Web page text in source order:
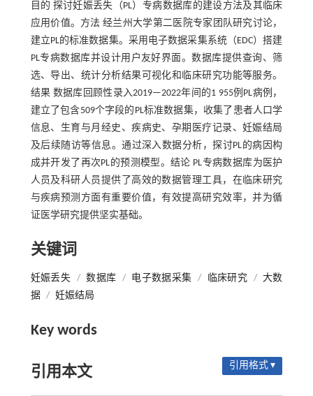
目的 探讨妊娠丢失（PL）专病数据库的建设方法及其临床
应用价值。方法 经兰州大学第二医院专家团队研究讨论，
建立PL的标准数据集。采用电子数据采集系统（EDC）搭建
PL专病数据库并设计用户友好界面。数据库提供查询、筛
选、导出、统计分析结果可视化和临床研究功能等服务。
结果 数据库回顾性录入2019—2022年间的1 955例PL病例，
建立了包含509个字段的PL标准数据集，收集了患者人口学
信息、生育与月经史、疾病史、孕期医疗记录、妊娠结局
及后续随访等信息。通过深入数据分析，探讨PL的病因构
成并开发了再次PL的预测模型。结论 PL专病数据库为医护
人员及科研人员提供了高效的数据管理工具，在临床研究
与疾病预测方面有重要价值，有效提高研究效率，并为循
证医学研究提供坚实基础。
关键词
妊娠丢失 / 数据库 / 电子数据采集 / 临床研究 / 大数
据 / 妊娠结局
Key words
引用本文 引用格式 ▾